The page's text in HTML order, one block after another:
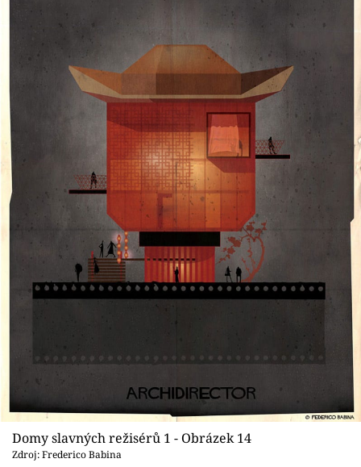
Domy slavných režisérů 1 - Obrázek 14
Zdroj: Frederico Babina